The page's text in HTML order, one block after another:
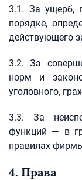
3.1. За ущерб,
порядке,
действующего
3.2. За
норм и
уголовного,
3.3. За
функций — в
правилах
4. Права